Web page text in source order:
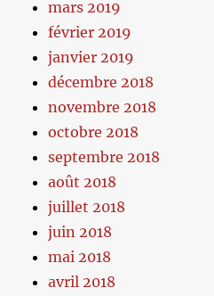
mars 2019
février 2019
janvier 2019
décembre 2018
novembre 2018
octobre 2018
septembre 2018
août 2018
juillet 2018
juin 2018
mai 2018
avril 2018